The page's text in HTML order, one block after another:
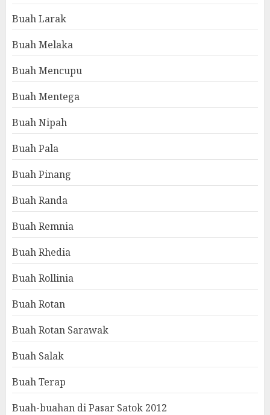
Buah Larak
Buah Melaka
Buah Mencupu
Buah Mentega
Buah Nipah
Buah Pala
Buah Pinang
Buah Randa
Buah Remnia
Buah Rhedia
Buah Rollinia
Buah Rotan
Buah Rotan Sarawak
Buah Salak
Buah Terap
Buah-buahan di Pasar Satok 2012